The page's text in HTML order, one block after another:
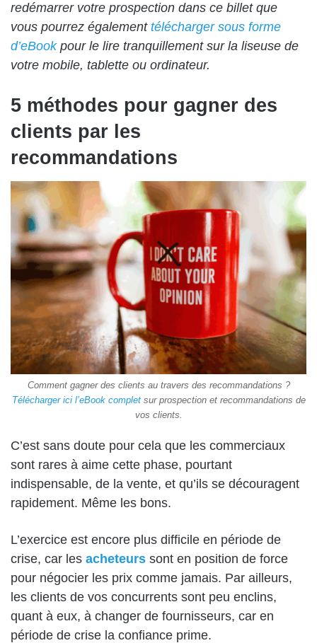
redémarrer votre prospection dans ce billet que
vous pourrez également télécharger sous forme
d’eBookpour le lire tranquillement sur la liseuse de
votre mobile, tablette ou ordinateur.
5 méthodes pour gagner des
clients par les
recommandations
Comment gagner des clients au travers des recommandations ?
Télécharger ici l’eBook completsur prospection et recommandations de
vos clients.
C’est sans doute pour cela que les commerciaux
sont rares à aime cette phase, pourtant
indispensable, de la vente, et qu’ils se découragent
rapidement. Même les bons.
L’exercice est encore plus difficile en période de
crise, car les acheteurs sont en position de force
pour négocier les prix comme jamais. Par ailleurs,
les clients de vos concurrents sont peu enclins,
quant à eux, à changer de fournisseurs, car en
période de crise la confiance prime.